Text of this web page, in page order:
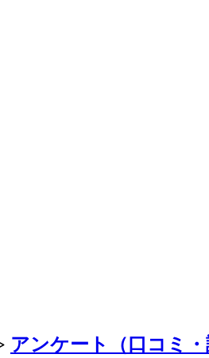
アンケート（口コミ・